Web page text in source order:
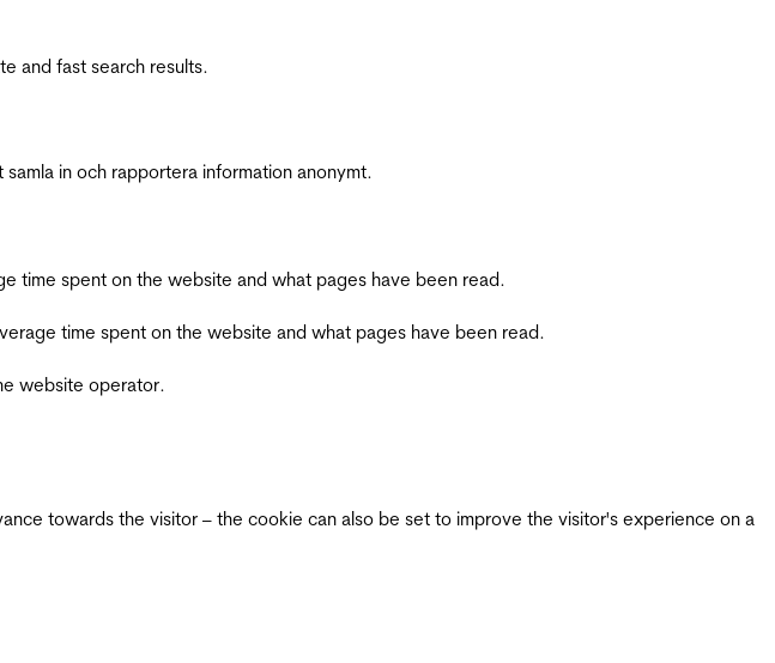
and fast search results.
in och rapportera information anonymt.
time spent on the website and what pages have been read.
time spent on the website and what pages have been read.
website operator.
towards the visitor – the cookie can also be set to improve the visitor's experience on a